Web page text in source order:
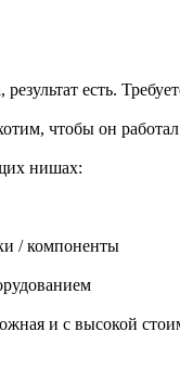
есть.
чтобы он
нишах:
/ компоненты
и с высокой